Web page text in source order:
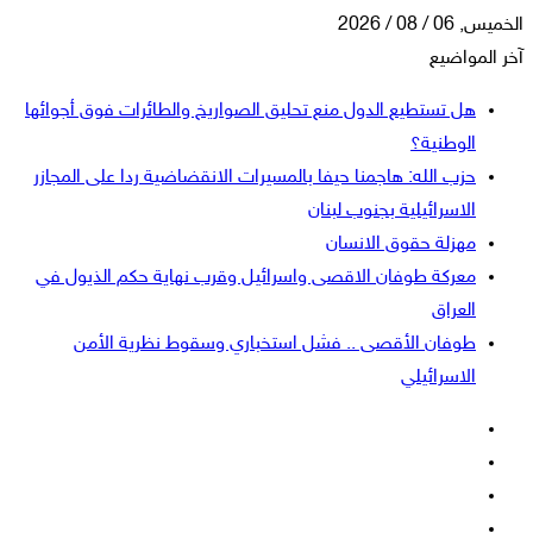
الخميس, 06 / 08 / 2026
آخر المواضيع
هل تستطيع الدول منع تحليق الصواريخ والطائرات فوق أجوائها
الوطنية؟
حزب الله: هاجمنا حيفا بالمسيرات الانقضاضية ردا على المجازر
الاسرائيلية بجنوب لبنان
مهزلة حقوق الانسان
معركة طوفان الاقصى واسرائيل وقرب نهاية حكم الذيول في
العراق
طوفان الأقصى .. فشل استخباري وسقوط نظرية الأمن
الاسرائيلي